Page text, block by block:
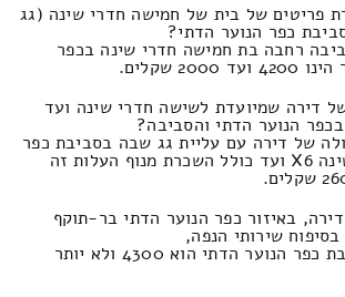
פריטים של בית של חמישה חדרי שינה (גג
רחבה בת חמישה חדרי שינה בכפר
שקלים.
דירה שמיועדת לשישה חדרי שינה ועד
הנוער הדתי והסביבה?
של דירה עם עליית גג שבה בסביבת כפר
הנוער הדתי חדרי שינה X6 ועד כולל השכרת מנוף העלות זה
באיזור כפר הנוער הדתי בר-תוקף
שירותי הנפה,
המחיר הובלה בסביבת כפר הנוער הדתי הוא 4300 ולא יותר